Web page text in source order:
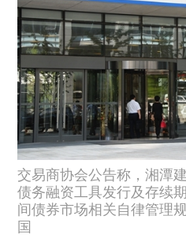
交易商协会公告称，湘潭
债务融资工具发行及存续
间债券市场相关自律管理
国